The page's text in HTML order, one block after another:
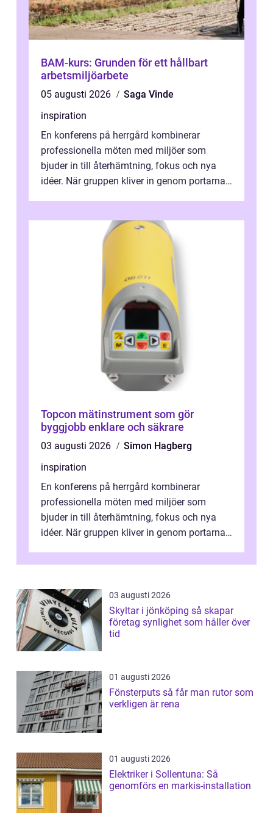
BAM-kurs: Grunden för ett hållbart
arbetsmiljöarbete
05 augusti 2026
Saga Vinde
inspiration
En konferens på herrgård kombinerar
professionella möten med miljöer som
bjuder in till återhämtning, fokus och nya
idéer. När gruppen kliver in genom portarna
Topcon mätinstrument som gör
byggjobb enklare och säkrare
03 augusti 2026
Simon Hagberg
inspiration
En konferens på herrgård kombinerar
professionella möten med miljöer som
bjuder in till återhämtning, fokus och nya
idéer. När gruppen kliver in genom portarna
03 augusti 2026
Skyltar i jönköping så skapar
företag synlighet som håller över
tid
01 augusti 2026
Fönsterputs så får man rutor som
verkligen är rena
01 augusti 2026
Elektriker i Sollentuna: Så
genomförs en markis-installation